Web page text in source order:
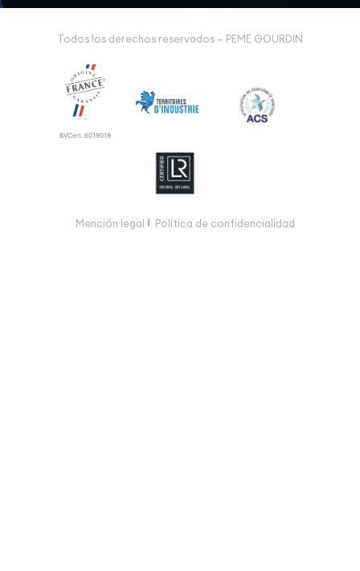
Todos los derechos reservados – PEME GOURDIN
BVCert. 6019019
Mención legal Política de confidencialidad